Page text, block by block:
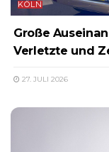
KÖLN
Große
Verletzte und
27. JULI 2026